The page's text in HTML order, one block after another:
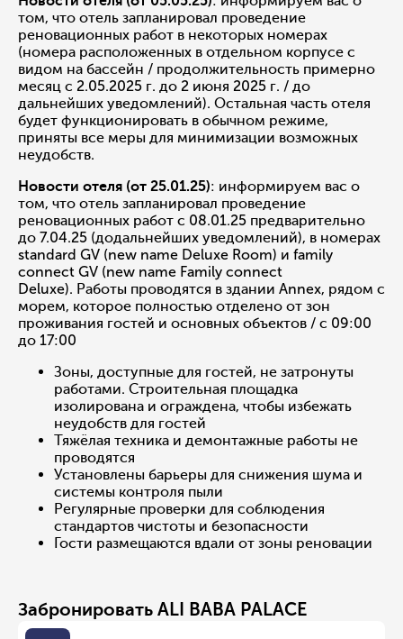
том, что отель запланировал проведение
реновационных работ в некоторых номерах
(номера расположенных в отдельном корпусе с
видом на бассейн / продолжительность примерно
месяц с 2.05.2025 г. до 2 июня 2025 г. / до
дальнейших уведомлений). Остальная часть отеля
будет функционировать в обычном режиме,
приняты все меры для минимизации возможных
неудобств.
Новости отеля (от 25.01.25): информируем вас о
том, что отель запланировал проведение
реновационных работ с 08.01.25 предварительно
до 7.04.25 (додальнейших уведомлений), в номерах
standard GV (new name Deluxe Room) и family
connect GV (new name Family connect
Deluxe). Работы проводятся в здании Annex, рядом с
морем, которое полностью отделено от зон
проживания гостей и основных объектов / с 09:00
до 17:00
Зоны, доступные для гостей, не затронуты
работами. Строительная площадка
изолирована и ограждена, чтобы избежать
неудобств для гостей
Тяжёлая техника и демонтажные работы не
проводятся
Установлены барьеры для снижения шума и
системы контроля пыли
Регулярные проверки для соблюдения
стандартов чистоты и безопасности
Гости размещаются вдали от зоны реновации
Забронировать ALI BABA PALACE